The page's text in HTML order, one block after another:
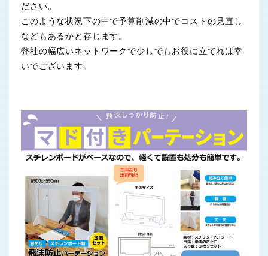
ださい。
このような状況下の中で予算削減の中でコストの見直し
などもあるかと存じます。
弊社の幅広いネットワークで少しでもお役に立てれば幸
いでございます。